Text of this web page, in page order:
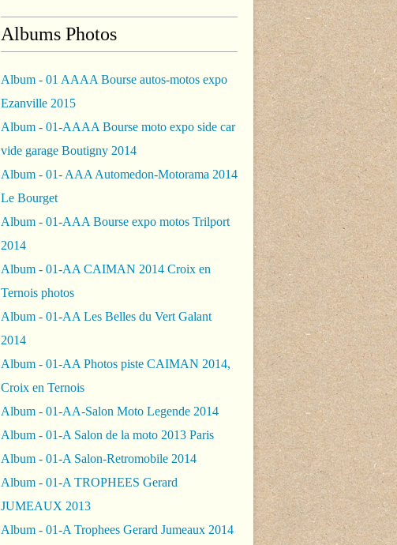
Albums Photos
Album - 01 AAAA Bourse autos-motos expo
Ezanville 2015
Album - 01-AAAA Bourse moto expo side car
vide garage Boutigny 2014
Album - 01- AAA Automedon-Motorama 2014
Le Bourget
Album - 01-AAA Bourse expo motos Trilport
2014
Album - 01-AA CAIMAN 2014 Croix en
Ternois photos
Album - 01-AA Les Belles du Vert Galant
2014
Album - 01-AA Photos piste CAIMAN 2014,
Croix en Ternois
Album - 01-AA-Salon Moto Legende 2014
Album - 01-A Salon de la moto 2013 Paris
Album - 01-A Salon-Retromobile 2014
Album - 01-A TROPHEES Gerard
JUMEAUX 2013
Album - 01-A Trophees Gerard Jumeaux 2014